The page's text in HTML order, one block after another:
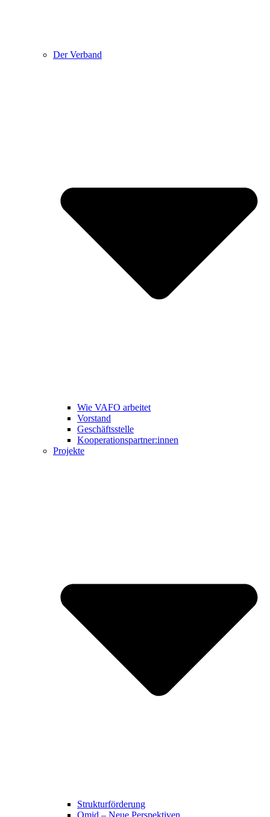
Der Verband
Wie VAFO arbeitet
Vorstand
Geschäftsstelle
Kooperationspartner:innen
Projekte
Strukturförderung
Omid – Neue Perspektiven